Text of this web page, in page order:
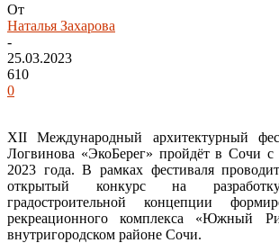
От
Наталья Захарова
-
25.03.2023
610
0
XII Международный архитектурный
Логвинова «ЭкоБерег» пройдёт в Сочи с
2023 года. В рамках фестиваля
открытый конкурс на разработку
градостроительной концепции
рекреационного комплекса «Южный
внутригородском районе Сочи.